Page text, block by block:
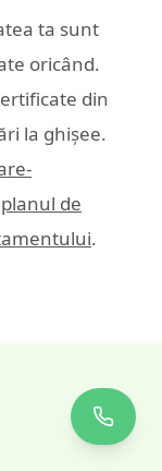
ta sunt
oricând.
din
la ghișee.
planul de
.